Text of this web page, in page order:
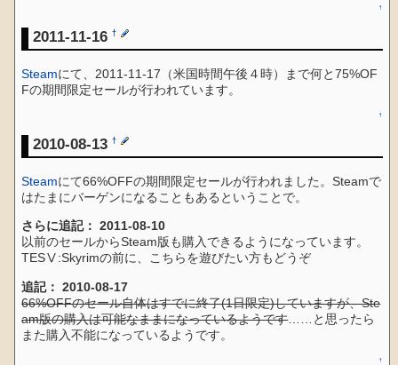
↑
2011-11-16†
Steamにて、2011-11-17（米国時間午後４時）まで何と75%OF
Fの期間限定セールが行われています。
↑
2010-08-13†
Steamにて66%OFFの期間限定セールが行われました。Steamで
はたまにバーゲンになることもあるということで。
さらに追記： 2011-08-10
以前のセールからSteam版も購入できるようになっています。
TESⅤ:Skyrimの前に、こちらを遊びたい方もどうぞ
追記： 2010-08-17
66%OFFのセール自体はすでに終了(1日限定)していますが、Ste
am版の購入は可能なままになっているようです……と思ったら
また購入不能になっているようです。
↑